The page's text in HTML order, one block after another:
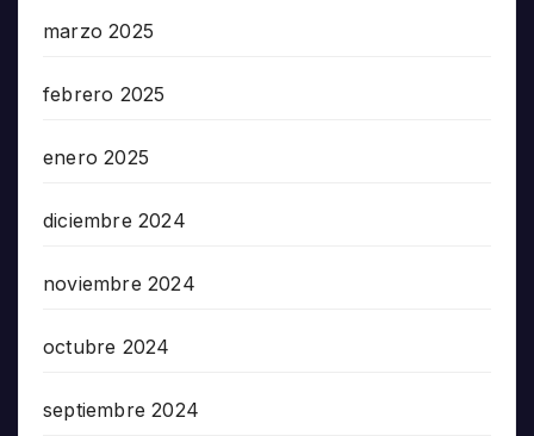
marzo 2025
febrero 2025
enero 2025
diciembre 2024
noviembre 2024
octubre 2024
septiembre 2024